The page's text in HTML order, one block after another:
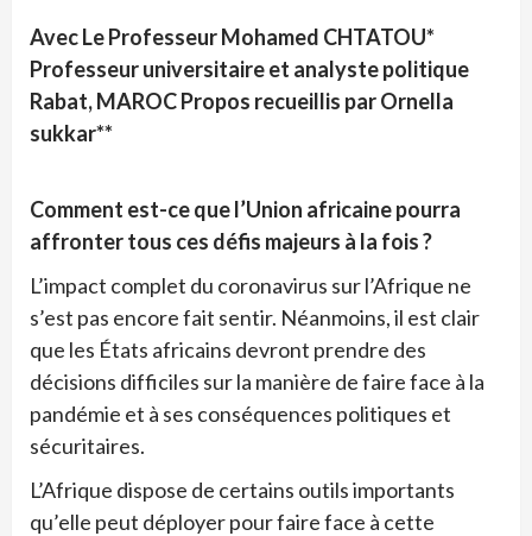
Avec Le Professeur Mohamed CHTATOU*
Professeur universitaire et analyste politique
Rabat, MAROC Propos recueillis par Ornella
sukkar**
Comment est-ce que l’Union africaine pourra
affronter tous ces défis majeurs à la fois ?
L’impact complet du coronavirus sur l’Afrique ne
s’est pas encore fait sentir. Néanmoins, il est clair
que les États africains devront prendre des
décisions difficiles sur la manière de faire face à la
pandémie et à ses conséquences politiques et
sécuritaires.
L’Afrique dispose de certains outils importants
qu’elle peut déployer pour faire face à cette